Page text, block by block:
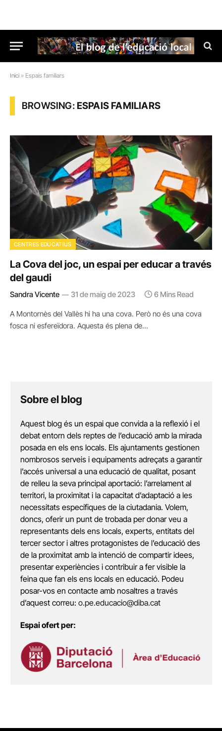
Inici » Espais familiars
BROWSING:ESPAIS FAMILIARS
CENTRES EDUCATIUS
La Cova del joc, un espai per educar a través
del gaudi
Sandra Vicente 31 de maig de 2023 6 Mins Read
A Montornès del Vallès hi ha una cova. Però no és una cova
fosca ni esfereïdora. Aquesta és plena de…
Sobre el blog
Aquest blog és un espai que convida a la reflexió i el
debat entorn dels reptes de l’educació amb la mirada
posada en els ens locals. Els ajuntaments gestionen
nombrosos serveis i equipaments adreçats a garantir
l’accés universal a una educació de qualitat, posant
de relleu la seva principal aportació: l’arrelament al
territori, la proximitat i la capacitat d’adaptació a les
necessitats específiques de la ciutadania. Volem,
doncs, oferir un punt de trobada per donar veu a
representants dels ens locals, experts, entitats del
tercer sector i altres protagonistes de l’educació des
de la proximitat amb la intenció de compartir idees,
presentar experiències i contribuir a fer visible la
feina que fan els ens locals en educació. Podeu
posar-vos en contacte amb nosaltres a través
d’aquest correu: o.pe.educacio@diba.cat
Espai ofert per: